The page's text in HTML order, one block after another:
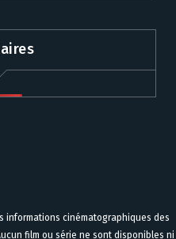
cinématographiques des
film ou série ne sont disponibles ni